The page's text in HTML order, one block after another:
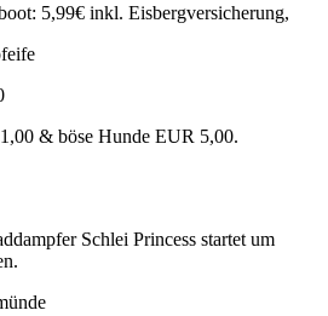
5,99€ inkl. Eisbergversicherung,
& böse Hunde EUR 5,00.
Schlei Princess startet um